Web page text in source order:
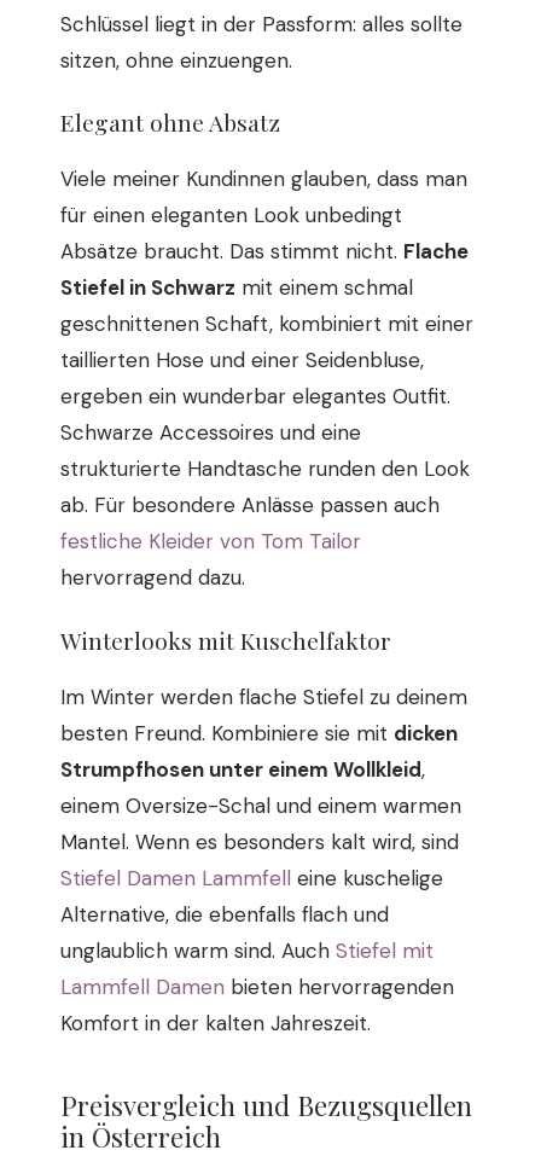
Schlüssel liegt in der Passform: alles sollte
sitzen, ohne einzuengen.
Elegant ohne Absatz
Viele meiner Kundinnen glauben, dass man
für einen eleganten Look unbedingt
Absätze braucht. Das stimmt nicht. Flache
Stiefel in Schwarz mit einem schmal
geschnittenen Schaft, kombiniert mit einer
taillierten Hose und einer Seidenbluse,
ergeben ein wunderbar elegantes Outfit.
Schwarze Accessoires und eine
strukturierte Handtasche runden den Look
ab. Für besondere Anlässe passen auch
festliche Kleider von Tom Tailor
hervorragend dazu.
Winterlooks mit Kuschelfaktor
Im Winter werden flache Stiefel zu deinem
besten Freund. Kombiniere sie mit dicken
Strumpfhosen unter einem Wollkleid,
einem Oversize-Schal und einem warmen
Mantel. Wenn es besonders kalt wird, sind
Stiefel Damen Lammfell eine kuschelige
Alternative, die ebenfalls flach und
unglaublich warm sind. Auch Stiefel mit
Lammfell Damen bieten hervorragenden
Komfort in der kalten Jahreszeit.
Preisvergleich und Bezugsquellen
in Österreich